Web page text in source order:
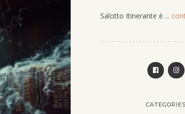
Salotto Itinerante è ...
CATEGORIES